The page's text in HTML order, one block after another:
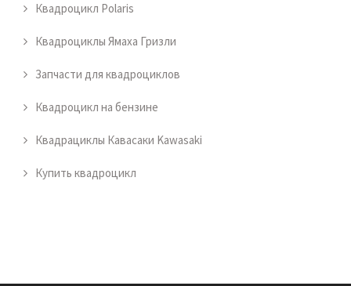
Квадроцикл Polaris
Квадроциклы Ямаха Гризли
Запчасти для квадроциклов
Квадроцикл на бензине
Квадрациклы Кавасаки Kawasaki
Купить квадроцикл